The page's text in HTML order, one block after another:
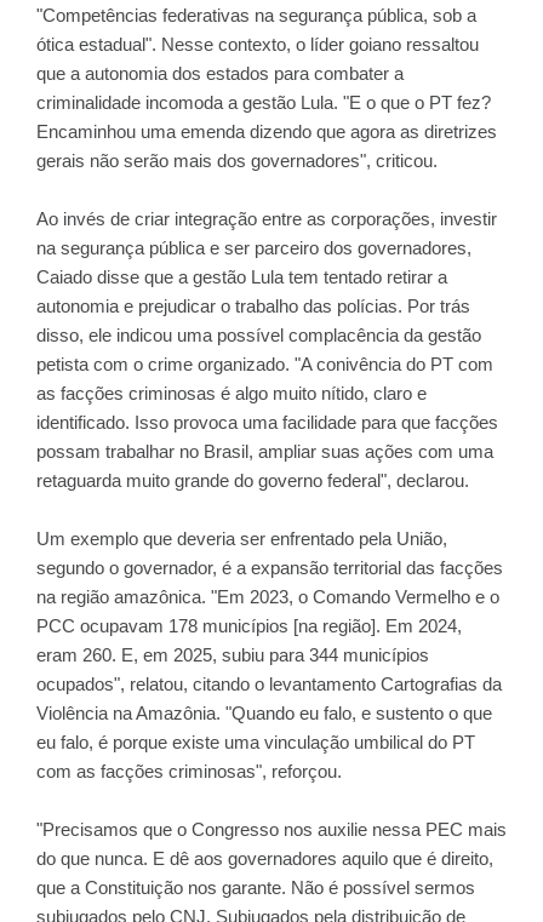
"Competências federativas na segurança pública, sob a
ótica estadual". Nesse contexto, o líder goiano ressaltou
que a autonomia dos estados para combater a
criminalidade incomoda a gestão Lula. "E o que o PT fez?
Encaminhou uma emenda dizendo que agora as diretrizes
gerais não serão mais dos governadores", criticou.
Ao invés de criar integração entre as corporações, investir
na segurança pública e ser parceiro dos governadores,
Caiado disse que a gestão Lula tem tentado retirar a
autonomia e prejudicar o trabalho das polícias. Por trás
disso, ele indicou uma possível complacência da gestão
petista com o crime organizado. "A conivência do PT com
as facções criminosas é algo muito nítido, claro e
identificado. Isso provoca uma facilidade para que facções
possam trabalhar no Brasil, ampliar suas ações com uma
retaguarda muito grande do governo federal", declarou.
Um exemplo que deveria ser enfrentado pela União,
segundo o governador, é a expansão territorial das facções
na região amazônica. "Em 2023, o Comando Vermelho e o
PCC ocupavam 178 municípios [na região]. Em 2024,
eram 260. E, em 2025, subiu para 344 municípios
ocupados", relatou, citando o levantamento Cartografias da
Violência na Amazônia. "Quando eu falo, e sustento o que
eu falo, é porque existe uma vinculação umbilical do PT
com as facções criminosas", reforçou.
"Precisamos que o Congresso nos auxilie nessa PEC mais
do que nunca. E dê aos governadores aquilo que é direito,
que a Constituição nos garante. Não é possível sermos
subjugados pelo CNJ. Subjugados pela distribuição de